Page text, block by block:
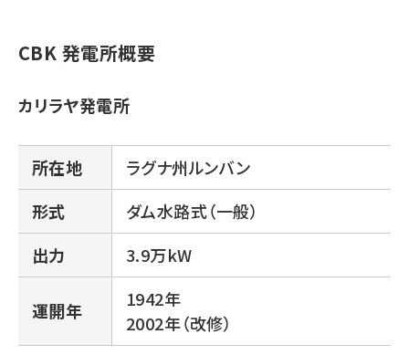
CBK 発電所概要
カリラヤ発電所
所在地
ラグナ州ルンバン
形式
ダム水路式（一般）
出力
3.9万kW
運開年
1942年
2002年（改修）